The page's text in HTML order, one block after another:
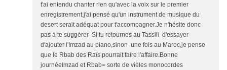
t'ai entendu chanter rien qu'avec la voix sur le premier
enregistrement,j'ai pensé qu'un instrument de musique du
desert serait adéquat pour t'accompagner.Je n'hésite donc
pas à te suggérer Si tu retournes au Tassili d'essayer
d'ajouter l'Imzad au piano,sinon une fois au Maroc,je pense
que le Rbab des Raïs pourrait faire l'affaire.Bonne
journéeImzad et Rbab= sorte de vièles monocordes